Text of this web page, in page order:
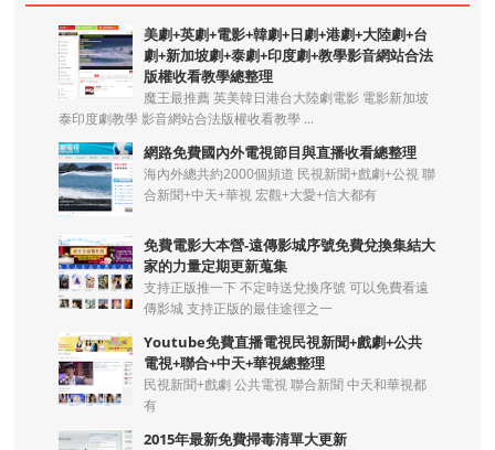
美劇+英劇+電影+韓劇+日劇+港劇+大陸劇+台
劇+新加坡劇+泰劇+印度劇+教學影音網站合法
版權收看教學總整理
魔王最推薦 英美韓日港台大陸劇電影 電影新加坡
泰印度劇教學 影音網站合法版權收看教學 ...
網路免費國內外電視節目與直播收看總整理
海內外總共約2000個頻道 民視新聞+戲劇+公視 聯
合新聞+中天+華視 宏觀+大愛+信大都有
免費電影大本營-遠傳影城序號免費兌換集結大
家的力量定期更新蒐集
支持正版推一下 不定時送兌換序號 可以免費看遠
傳影城 支持正版的最佳途徑之一
Youtube免費直播電視民視新聞+戲劇+公共
電視+聯合+中天+華視總整理
民視新聞+戲劇 公共電視 聯合新聞 中天和華視都
有
2015年最新免費掃毒清單大更新